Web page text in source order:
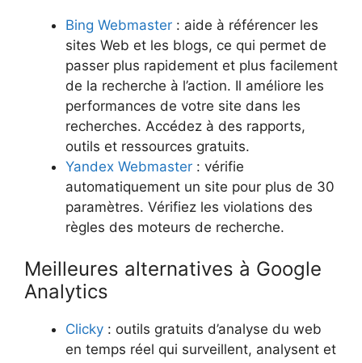
Bing Webmaster : aide à référencer les
sites Web et les blogs, ce qui permet de
passer plus rapidement et plus facilement
de la recherche à l’action. Il améliore les
performances de votre site dans les
recherches. Accédez à des rapports,
outils et ressources gratuits.
Yandex Webmaster : vérifie
automatiquement un site pour plus de 30
paramètres. Vérifiez les violations des
règles des moteurs de recherche.
Meilleures alternatives à Google
Analytics
Clicky : outils gratuits d’analyse du web
en temps réel qui surveillent, analysent et